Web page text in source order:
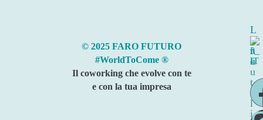
© 2025 FARO FUTURO
#WorldToCome ®
Il coworking che evolve con te
e con la tua impresa
I
n
f
o
L
i
n
k
u
t
i
l
i